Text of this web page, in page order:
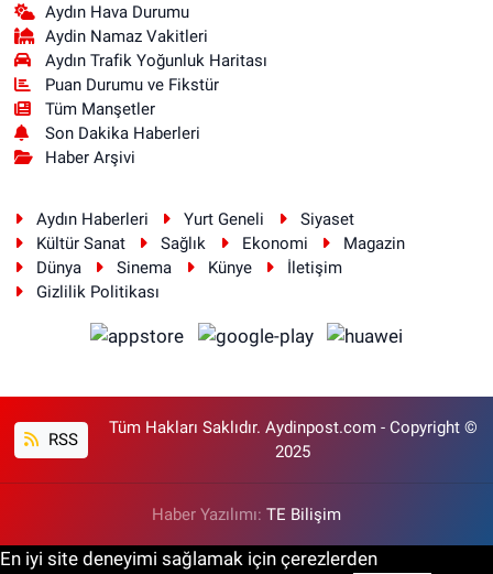
Aydın Hava Durumu
Aydin Namaz Vakitleri
Aydın Trafik Yoğunluk Haritası
Puan Durumu ve Fikstür
Tüm Manşetler
Son Dakika Haberleri
Haber Arşivi
Aydın Haberleri Yurt Geneli
Siyaset
Kültür Sanat
Sağlık Ekonomi
Magazin
Dünya
Sinema Künye
İletişim
Gizlilik Politikası
RSS
Tüm Hakları Saklıdır. Aydinpost.com - Copyright ©
2025
Haber Yazılımı: TE Bilişim
En iyi site deneyimi sağlamak için çerezlerden